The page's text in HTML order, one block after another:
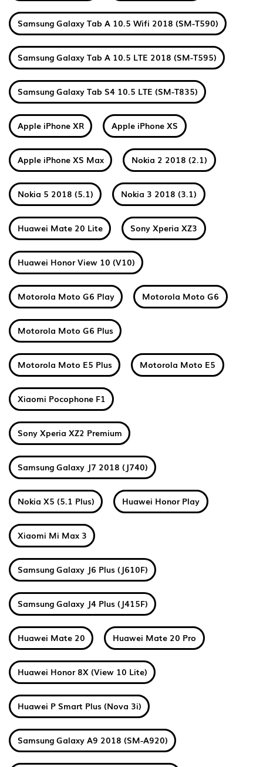
Samsung Galaxy Tab A 10.5 Wifi 2018 (SM-T590)
Samsung Galaxy Tab A 10.5 LTE 2018 (SM-T595)
Samsung Galaxy Tab S4 10.5 LTE (SM-T835)
Apple iPhone XR Apple iPhone XS
Apple iPhone XS Max Nokia 2 2018 (2.1)
Nokia 5 2018 (5.1) Nokia 3 2018 (3.1)
Huawei Mate 20 Lite Sony Xperia XZ3
Huawei Honor View 10 (V10)
Motorola Moto G6 Play Motorola Moto G6
Motorola Moto G6 Plus
Motorola Moto E5 Plus Motorola Moto E5
Xiaomi Pocophone F1
Sony Xperia XZ2 Premium
Samsung Galaxy J7 2018 (J740)
Nokia X5 (5.1 Plus) Huawei Honor Play
Xiaomi Mi Max 3
Samsung Galaxy J6 Plus (J610F)
Samsung Galaxy J4 Plus (J415F)
Huawei Mate 20 Huawei Mate 20 Pro
Huawei Honor 8X (View 10 Lite)
Huawei P Smart Plus (Nova 3i)
Samsung Galaxy A9 2018 (SM-A920)